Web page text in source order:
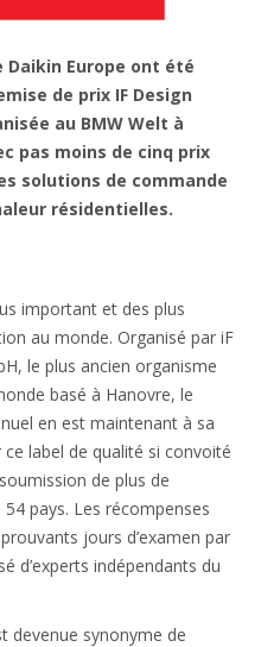
Europe ont été
de prix IF Design
au BMW Welt à
pas moins de cinq prix
solutions de commande
résidentielles.
important et des plus
au monde. Organisé par iF
le plus ancien organisme
basé à Hanovre, le
en est maintenant à sa
label de qualité si convoité
de plus de
pays. Les récompenses
jours d’examen par
d’experts indépendants du
devenue synonyme de